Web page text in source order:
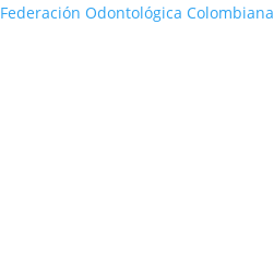
Federación Odontológica Colombiana